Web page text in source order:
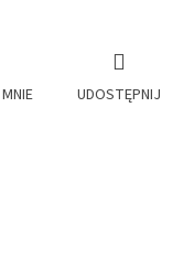
UDOSTĘPNIJ